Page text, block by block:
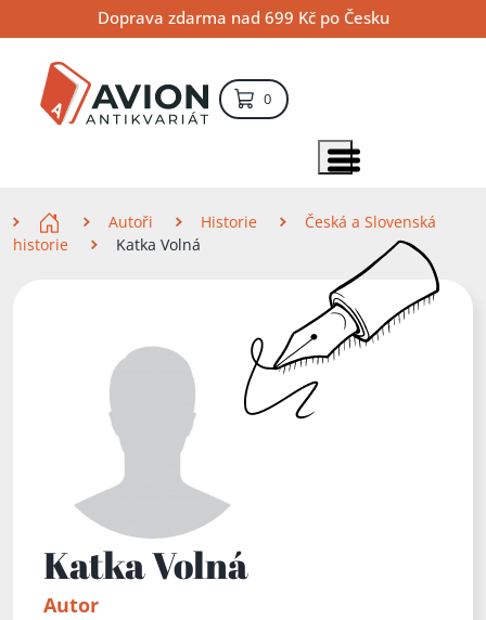
na
obsah
na
navigaci
na
vyhledávání
Doprava zdarma nad 699 Kč po Česku
0položek – košík
Zobrazit položky menu
Autoři Historie
Česká a Slovenská
historie
Katka Volná
Katka Volná
Autor